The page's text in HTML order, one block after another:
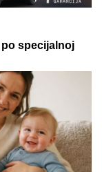
Bake
mreže:
iz Italije,
planu